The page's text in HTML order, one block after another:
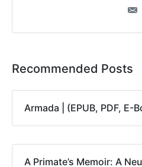
Recommended Posts
Armada | (EPUB, PDF, E-
A Primate’s Memoir: A